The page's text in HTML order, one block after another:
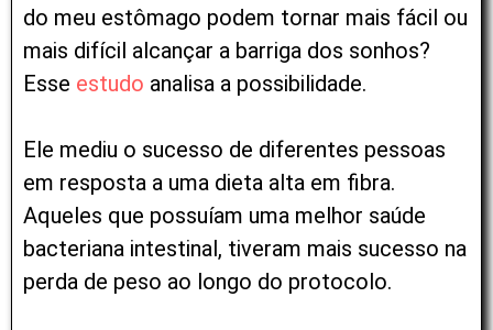
do meu estômago podem tornar mais fácil ou
mais difícil alcançar a barriga dos sonhos?
Esse estudo analisa a possibilidade.
Ele mediu o sucesso de diferentes pessoas
em resposta a uma dieta alta em fibra.
Aqueles que possuíam uma melhor saúde
bacteriana intestinal, tiveram mais sucesso na
perda de peso ao longo do protocolo.